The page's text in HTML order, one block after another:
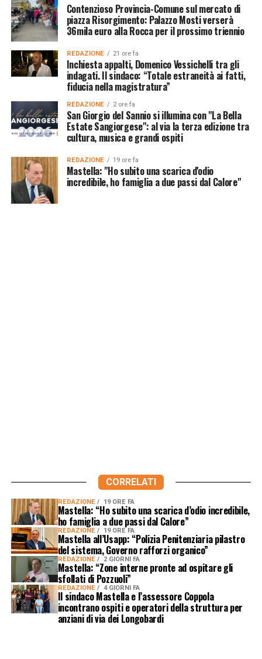
Contenzioso Provincia-Comune sul mercato di
piazza Risorgimento: Palazzo Mosti verserà
36mila euro alla Rocca per il prossimo triennio
REDAZIONE 21 ore fa
Inchiesta appalti, Domenico Vessichelli tra gli
indagati. Il sindaco: “Totale estraneità ai fatti,
fiducia nella magistratura”
REDAZIONE 2 ore fa
San Giorgio del Sannio si illumina con "La Bella
Estate Sangiorgese": al via la terza edizione tra
cultura, musica e grandi ospiti
REDAZIONE 19 ore fa
Mastella: "Ho subito una scarica d'odio
incredibile, ho famiglia a due passi dal Calore"
CORRELATI
REDAZIONE 19 ORE FA
Mastella: “Ho subito una scarica d’odio incredibile,
ho famiglia a due passi dal Calore”
REDAZIONE 19 ORE FA
Mastella all’Usapp: “Polizia Penitenziaria pilastro
del sistema, Governo rafforzi organico”
REDAZIONE 2 GIORNI FA
Mastella: “Zone interne pronte ad ospitare gli
sfollati di Pozzuoli”
REDAZIONE 4 GIORNI FA
Il sindaco Mastella e l’assessore Coppola
incontrano ospiti e operatori della struttura per
anziani di via dei Longobardi